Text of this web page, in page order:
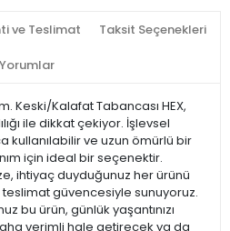
ve Teslimat Taksit Seçenekleri
Yorumlar
Keski/Kalafat Tabancası HEX,
ile dikkat çekiyor. İşlevsel
kullanılabilir ve uzun ömürlü bir
için ideal bir seçenektir.
ihtiyaç duyduğunuz her ürünü
teslimat güvencesiyle sunuyoruz.
bu ürün, günlük yaşantınızı
verimli hale getirecek ya da